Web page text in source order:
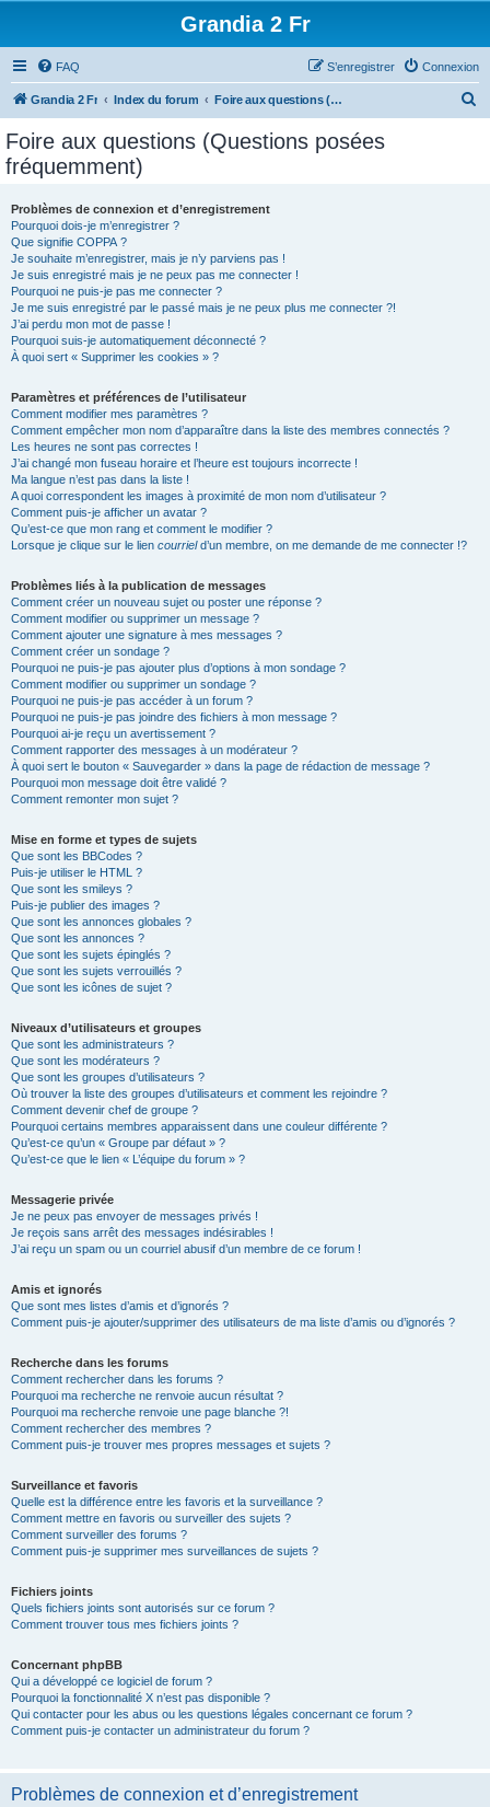
Grandia 2 Fr
FAQ Connexion
S’enregistrer
Grandia 2 Fr Index du forum Foire aux questions (Questions posées fréquemment)
Foire aux questions (Questions posées
fréquemment)
Problèmes de connexion et d’enregistrement
Pourquoi dois-je m’enregistrer ?
Que signifie COPPA ?
Je souhaite m’enregistrer, mais je n’y parviens pas !
Je suis enregistré mais je ne peux pas me connecter !
Pourquoi ne puis-je pas me connecter ?
Je me suis enregistré par le passé mais je ne peux plus me connecter ?!
J’ai perdu mon mot de passe !
Pourquoi suis-je automatiquement déconnecté ?
À quoi sert « Supprimer les cookies » ?
Paramètres et préférences de l’utilisateur
Comment modifier mes paramètres ?
Comment empêcher mon nom d’apparaître dans la liste des membres connectés ?
Les heures ne sont pas correctes !
J’ai changé mon fuseau horaire et l’heure est toujours incorrecte !
Ma langue n’est pas dans la liste !
A quoi correspondent les images à proximité de mon nom d’utilisateur ?
Comment puis-je afficher un avatar ?
Qu’est-ce que mon rang et comment le modifier ?
Lorsque je clique sur le lien courrield’un membre, on me demande de me connecter !?
Problèmes liés à la publication de messages
Comment créer un nouveau sujet ou poster une réponse ?
Comment modifier ou supprimer un message ?
Comment ajouter une signature à mes messages ?
Comment créer un sondage ?
Pourquoi ne puis-je pas ajouter plus d’options à mon sondage ?
Comment modifier ou supprimer un sondage ?
Pourquoi ne puis-je pas accéder à un forum ?
Pourquoi ne puis-je pas joindre des fichiers à mon message ?
Pourquoi ai-je reçu un avertissement ?
Comment rapporter des messages à un modérateur ?
À quoi sert le bouton « Sauvegarder » dans la page de rédaction de message ?
Pourquoi mon message doit être validé ?
Comment remonter mon sujet ?
Mise en forme et types de sujets
Que sont les BBCodes ?
Puis-je utiliser le HTML ?
Que sont les smileys ?
Puis-je publier des images ?
Que sont les annonces globales ?
Que sont les annonces ?
Que sont les sujets épinglés ?
Que sont les sujets verrouillés ?
Que sont les icônes de sujet ?
Niveaux d’utilisateurs et groupes
Que sont les administrateurs ?
Que sont les modérateurs ?
Que sont les groupes d’utilisateurs ?
Où trouver la liste des groupes d’utilisateurs et comment les rejoindre ?
Comment devenir chef de groupe ?
Pourquoi certains membres apparaissent dans une couleur différente ?
Qu’est-ce qu’un « Groupe par défaut » ?
Qu’est-ce que le lien « L’équipe du forum » ?
Messagerie privée
Je ne peux pas envoyer de messages privés !
Je reçois sans arrêt des messages indésirables !
J’ai reçu un spam ou un courriel abusif d’un membre de ce forum !
Amis et ignorés
Que sont mes listes d’amis et d’ignorés ?
Comment puis-je ajouter/supprimer des utilisateurs de ma liste d’amis ou d’ignorés ?
Recherche dans les forums
Comment rechercher dans les forums ?
Pourquoi ma recherche ne renvoie aucun résultat ?
Pourquoi ma recherche renvoie une page blanche ?!
Comment rechercher des membres ?
Comment puis-je trouver mes propres messages et sujets ?
Surveillance et favoris
Quelle est la différence entre les favoris et la surveillance ?
Comment mettre en favoris ou surveiller des sujets ?
Comment surveiller des forums ?
Comment puis-je supprimer mes surveillances de sujets ?
Fichiers joints
Quels fichiers joints sont autorisés sur ce forum ?
Comment trouver tous mes fichiers joints ?
Concernant phpBB
Qui a développé ce logiciel de forum ?
Pourquoi la fonctionnalité X n’est pas disponible ?
Qui contacter pour les abus ou les questions légales concernant ce forum ?
Comment puis-je contacter un administrateur du forum ?
Problèmes de connexion et d’enregistrement